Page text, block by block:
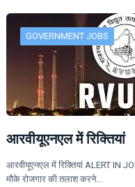
GOVERNMENT JOBS
आरवीयूएनएल में रिक्तियां
आरवीयूएनएल में रिक्तियां ALERT IN
मौके रोजगार की तलाश करने…